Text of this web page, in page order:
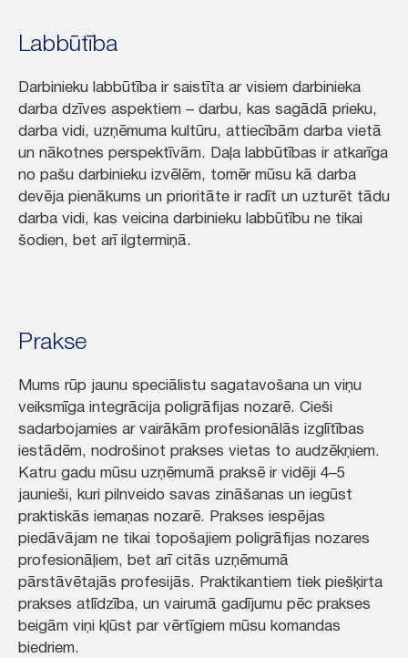
Labbūtība
Darbinieku labbūtība ir saistīta ar visiem darbinieka
darba dzīves aspektiem – darbu, kas sagādā prieku,
darba vidi, uzņēmuma kultūru, attiecībām darba vietā
un nākotnes perspektīvām. Daļa labbūtības ir atkarīga
no pašu darbinieku izvēlēm, tomēr mūsu kā darba
devēja pienākums un prioritāte ir radīt un uzturēt tādu
darba vidi, kas veicina darbinieku labbūtību ne tikai
šodien, bet arī ilgtermiņā.
Prakse
Mums rūp jaunu speciālistu sagatavošana un viņu
veiksmīga integrācija poligrāfijas nozarē. Cieši
sadarbojamies ar vairākām profesionālās izglītības
iestādēm, nodrošinot prakses vietas to audzēkņiem.
Katru gadu mūsu uzņēmumā praksē ir vidēji 4–5
jaunieši, kuri pilnveido savas zināšanas un iegūst
praktiskās iemaņas nozarē. Prakses iespējas
piedāvājam ne tikai topošajiem poligrāfijas nozares
profesionāļiem, bet arī citās uzņēmumā
pārstāvētajās profesijās. Praktikantiem tiek piešķirta
prakses atlīdzība, un vairumā gadījumu pēc prakses
beigām viņi kļūst par vērtīgiem mūsu komandas
biedriem.